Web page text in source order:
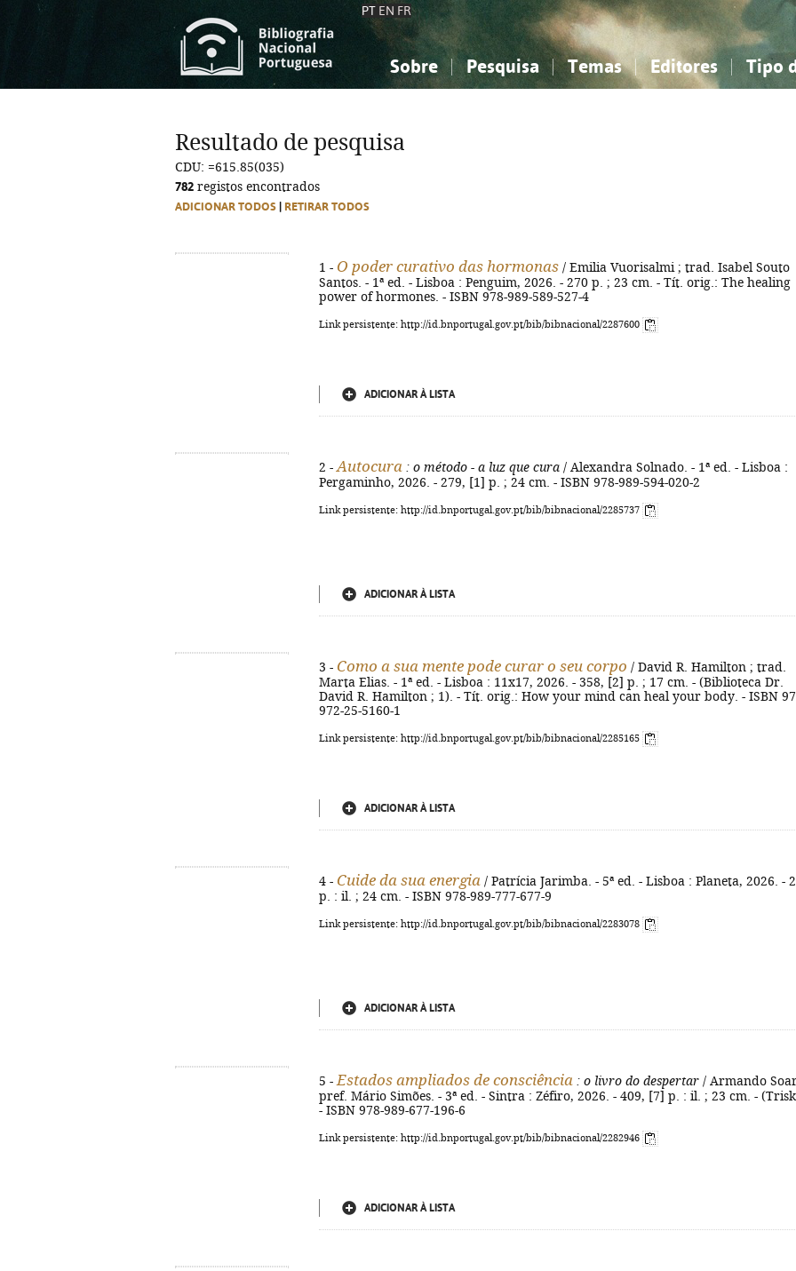
PT EN FR
Sobre Pesquisa Temas
Ciências sociais...
Editores Tipo
Ciências sociais...
Resultado de pesquisa
CDU: =615.85(035)
782 registos encontrados
ADICIONAR TODOS RETIRAR TODOS
1 - O poder curativo das hormonas / Emilia Vuorisalmi ; trad. Isabel Souto
Santos. - 1ª ed. - Lisboa : Penguim, 2026. - 270 p. ; 23 cm. - Tít. orig.: The healing
power of hormones. - ISBN 978-989-589-527-4
Link persistente: http://id.bnportugal.gov.pt/bib/bibnacional/2287600
ADICIONAR À LISTA
2 - Autocura : o método - a luz que cura / Alexandra Solnado. - 1ª ed. - Lisboa :
Pergaminho, 2026. - 279, [1] p. ; 24 cm. - ISBN 978-989-594-020-2
Link persistente: http://id.bnportugal.gov.pt/bib/bibnacional/2285737
ADICIONAR À LISTA
3 - Como a sua mente pode curar o seu corpo / David R. Hamilton ; trad.
Marta Elias. - 1ª ed. - Lisboa : 11x17, 2026. - 358, [2] p. ; 17 cm. - (Biblioteca Dr.
David R. Hamilton ; 1). - Tít. orig.: How your mind can heal your body. - ISBN
972-25-5160-1
Link persistente: http://id.bnportugal.gov.pt/bib/bibnacional/2285165
ADICIONAR À LISTA
4 - Cuide da sua energia / Patrícia Jarimba. - 5ª ed. - Lisboa : Planeta, 2026. -
p. : il. ; 24 cm. - ISBN 978-989-777-677-9
Link persistente: http://id.bnportugal.gov.pt/bib/bibnacional/2283078
ADICIONAR À LISTA
5 - Estados ampliados de consciência : o livro do despertar / Armando
pref. Mário Simões. - 3ª ed. - Sintra : Zéfiro, 2026. - 409, [7] p. : il. ; 23 cm. -
- ISBN 978-989-677-196-6
Link persistente: http://id.bnportugal.gov.pt/bib/bibnacional/2282946
ADICIONAR À LISTA